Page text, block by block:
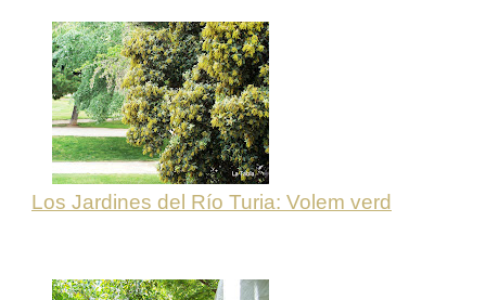
Los Jardines del Río Turia: Volem verd